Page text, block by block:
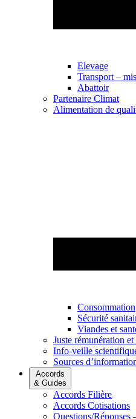
Elevage
Transport –
Abattoir
Partenaire Climat
Alimentation de
Consommation
Sécurité
Viandes et
Juste rémunération
Info-veille
Sources
Accords
& Guides
Accords Filière
Accords Cotisations
Questions/Réponses